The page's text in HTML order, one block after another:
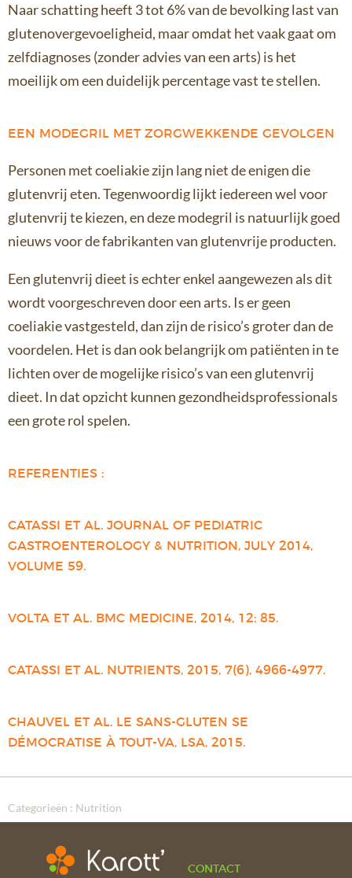
Naar schatting heeft 3 tot 6% van de bevolking last van
glutenovergevoeligheid, maar omdat het vaak gaat om
zelfdiagnoses (zonder advies van een arts) is het
moeilijk om een duidelijk percentage vast te stellen.
EEN MODEGRIL MET ZORGWEKKENDE GEVOLGEN
Personen met coeliakie zijn lang niet de enigen die
glutenvrij eten. Tegenwoordig lijkt iedereen wel voor
glutenvrij te kiezen, en deze modegril is natuurlijk goed
nieuws voor de fabrikanten van glutenvrije producten.
Een glutenvrij dieet is echter enkel aangewezen als dit
wordt voorgeschreven door een arts. Is er geen
coeliakie vastgesteld, dan zijn de risico’s groter dan de
voordelen. Het is dan ook belangrijk om patiënten in te
lichten over de mogelijke risico’s van een glutenvrij
dieet. In dat opzicht kunnen gezondheidsprofessionals
een grote rol spelen.
REFERENTIES :
CATASSI ET AL. JOURNAL OF PEDIATRIC
GASTROENTEROLOGY & NUTRITION, JULY 2014,
VOLUME 59.
VOLTA ET AL. BMC MEDICINE, 2014, 12: 85.
CATASSI ET AL. NUTRIENTS, 2015, 7(6), 4966-4977.
CHAUVEL ET AL. LE SANS-GLUTEN SE
DÉMOCRATISE À TOUT-VA, LSA, 2015.
Categorieën : Nutrition
CONTACT